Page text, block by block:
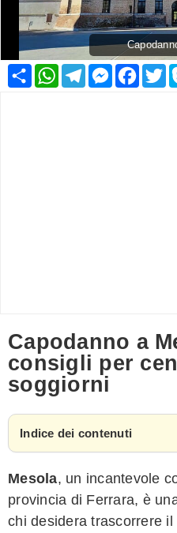
Condividi
WhatsApp
Telegram
Capodanno a
consigli per
soggiorni
Indice dei contenuti
Mesola, un incantevole
provincia di Ferrara, è
chi desidera trascorrere il